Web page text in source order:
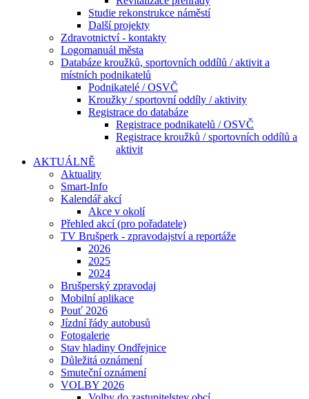
Studie rekonstrukce náměstí
Další projekty
Zdravotnictví - kontakty
Logomanuál města
Databáze kroužků, sportovních oddílů / aktivit a
místních podnikatelů
Podnikatelé / OSVČ
Kroužky / sportovní oddíly / aktivity
Registrace do databáze
Registrace podnikatelů / OSVČ
Registrace kroužků / sportovních oddílů a
aktivit
AKTUÁLNĚ
Aktuality
Smart-Info
Kalendář akcí
Akce v okolí
Přehled akcí (pro pořadatele)
TV Brušperk - zpravodajství a reportáže
2026
2025
2024
Brušperský zpravodaj
Mobilní aplikace
Pouť 2026
Jízdní řády autobusů
Fotogalerie
Stav hladiny Ondřejnice
Důležitá oznámení
Smuteční oznámení
VOLBY 2026